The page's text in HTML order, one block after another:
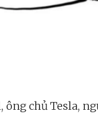
ông chủ Tesla,